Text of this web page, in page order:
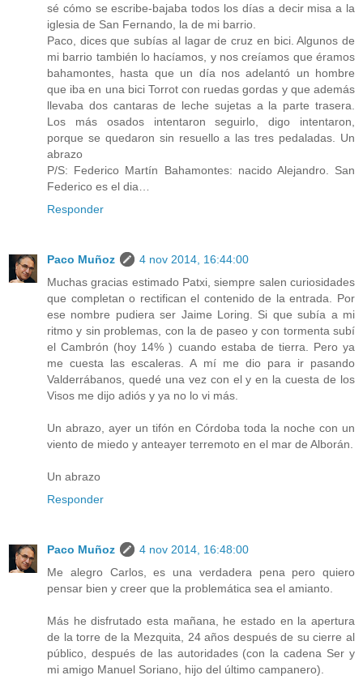
sé cómo se escribe-bajaba todos los días a decir misa a la
iglesia de San Fernando, la de mi barrio.
Paco, dices que subías al lagar de cruz en bici. Algunos de
mi barrio también lo hacíamos, y nos creíamos que éramos
bahamontes, hasta que un día nos adelantó un hombre
que iba en una bici Torrot con ruedas gordas y que además
llevaba dos cantaras de leche sujetas a la parte trasera.
Los más osados intentaron seguirlo, digo intentaron,
porque se quedaron sin resuello a las tres pedaladas. Un
abrazo
P/S: Federico Martín Bahamontes: nacido Alejandro. San
Federico es el dia…
Responder
Paco Muñoz
4 nov 2014, 16:44:00
Muchas gracias estimado Patxi, siempre salen curiosidades
que completan o rectifican el contenido de la entrada. Por
ese nombre pudiera ser Jaime Loring. Si que subía a mi
ritmo y sin problemas, con la de paseo y con tormenta subí
el Cambrón (hoy 14% ) cuando estaba de tierra. Pero ya
me cuesta las escaleras. A mí me dio para ir pasando
Valderrábanos, quedé una vez con el y en la cuesta de los
Visos me dijo adiós y ya no lo vi más.
Un abrazo, ayer un tifón en Córdoba toda la noche con un
viento de miedo y anteayer terremoto en el mar de Alborán.
Un abrazo
Responder
Paco Muñoz
4 nov 2014, 16:48:00
Me alegro Carlos, es una verdadera pena pero quiero
pensar bien y creer que la problemática sea el amianto.
Más he disfrutado esta mañana, he estado en la apertura
de la torre de la Mezquita, 24 años después de su cierre al
público, después de las autoridades (con la cadena Ser y
mi amigo Manuel Soriano, hijo del último campanero).